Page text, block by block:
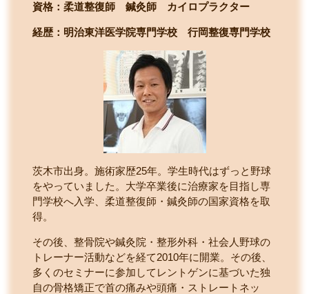
資格：柔道整復師 鍼灸師 カイロプラクター
経歴：明治東洋医学院専門学校 行岡整復専門学校
茨木市出身。施術家歴25年。学生時代はずっと野球
をやっていました。大学卒業後に治療家を目指し専
門学校へ入学、柔道整復師・鍼灸師の国家資格を取
得。
その後、整骨院や鍼灸院・整形外科・社会人野球の
トレーナー活動などを経て2010年に開業。その後、
多くのセミナーに参加してレントゲンに基づいた独
自の骨格矯正で首の痛みや頭痛・ストレートネッ